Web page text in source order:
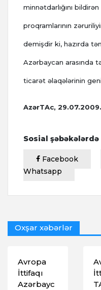
minnətdarlığını
proqramlarının
demişdir ki, hazırda
Azərbaycan arasında
ticarət əlaqələrinin
AzərTAc, 29.07.2009.
Sosial
Facebook
Whatsapp
Oxşar xəbərlər
Avropa
İttifaqı
Azərbayc